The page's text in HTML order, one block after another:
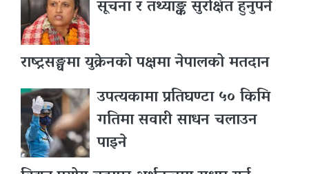
सूचना र तथ्याङ्क सुरक्षित हुनुपर्ने
राष्ट्रसङ्घमा युक्रेनको पक्षमा नेपालको मतदान
उपत्यकामा प्रतिघण्टा ५० किमि
गतिमा सवारी साधन चलाउन
पाइने